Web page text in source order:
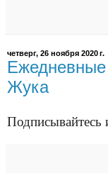
четверг, 26 ноября 2020 г.
Жука
Подписывайтесь